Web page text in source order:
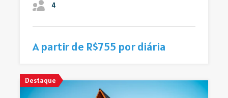
4
A partir de R$755 por diária
Destaque